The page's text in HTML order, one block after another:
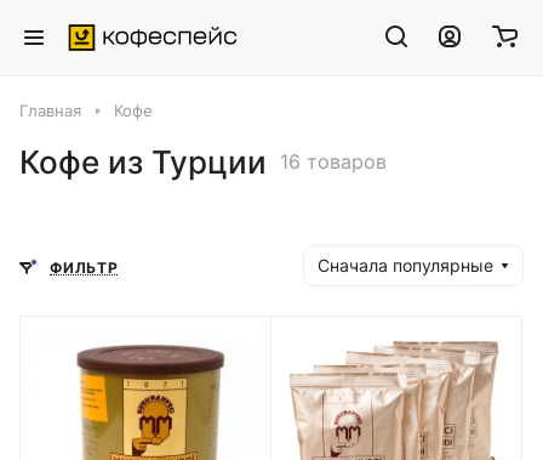
Главная Кофе
Кофе из Турции 16 товаров
ФИЛЬТР Сначала популярные